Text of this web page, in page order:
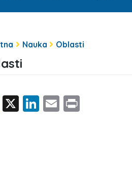
Nauka Oblasti
Facebook
X LinkedIn
Email